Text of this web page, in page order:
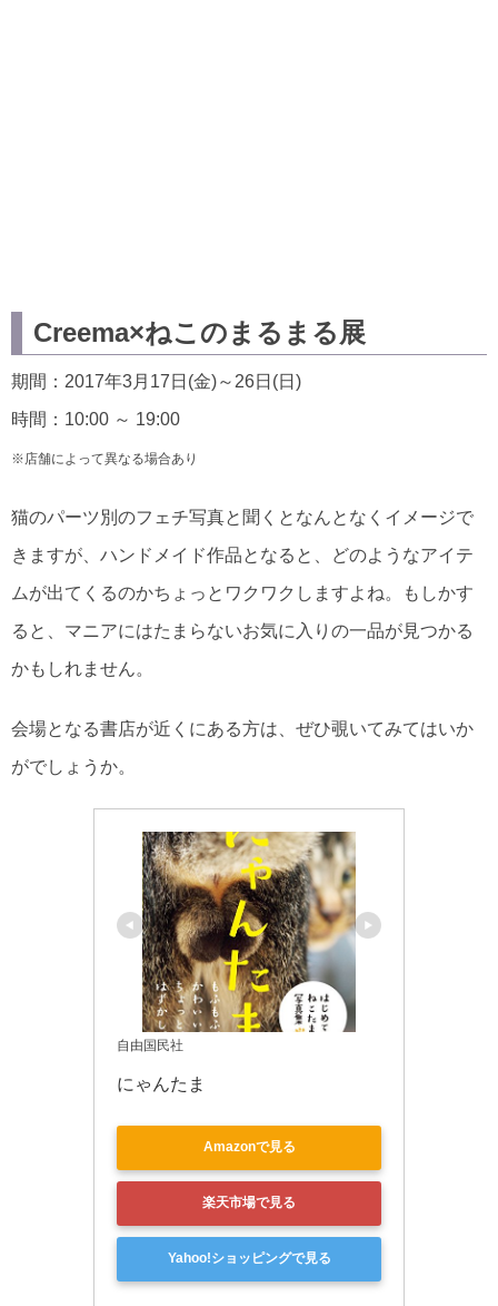
Creema×ねこのまるまる展
期間：2017年3月17日(金)～26日(日)
時間：10:00 ～ 19:00
※店舗によって異なる場合あり
猫のパーツ別のフェチ写真と聞くとなんとなくイメージで
きますが、ハンドメイド作品となると、どのようなアイテ
ムが出てくるのかちょっとワクワクしますよね。もしかす
ると、マニアにはたまらないお気に入りの一品が見つかる
かもしれません。
会場となる書店が近くにある方は、ぜひ覗いてみてはいか
がでしょうか。
自由国民社
にゃんたま
Amazonで見る
楽天市場で見る
Yahoo!ショッピングで見る